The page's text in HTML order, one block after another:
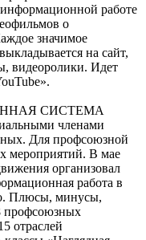
работе
о
значимое
на сайт,
видеоролики. Идет
СИСТЕМА
членами
Для профсоюзной
мероприятий. В мае
организовал
работа в
Плюсы, минусы,
профсоюзных
отраслей